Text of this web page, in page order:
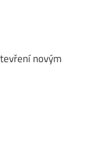
novým